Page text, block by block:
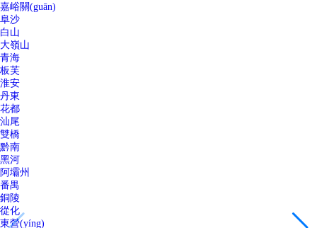
嘉峪關(guān)
阜沙
白山
大嶺山
青海
板芙
淮安
丹東
花都
汕尾
雙橋
黔南
黑河
阿壩州
番禺
銅陵
從化
東營(yíng)